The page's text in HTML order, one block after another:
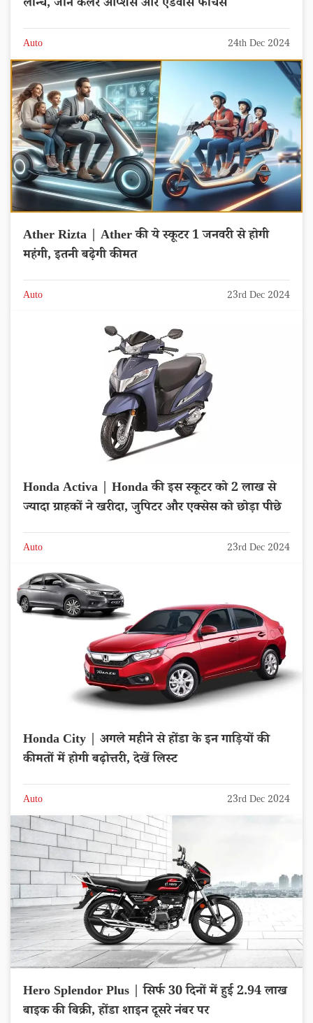
लॉन्च, जाने कलर ऑप्शंस और एडवांस फीचर्स
Auto 24th Dec 2024
Ather Rizta | Ather की ये स्कूटर 1 जनवरी से होगी
महंगी, इतनी बढ़ेगी कीमत
Auto 23rd Dec 2024
Honda Activa | Honda की इस स्कूटर को 2 लाख से
ज्यादा ग्राहकों ने खरीदा, जुपिटर और एक्सेस को छोड़ा पीछे
Auto 23rd Dec 2024
Honda City | अगले महीने से होंडा के इन गाड़ियों की
कीमतों में होगी बढ़ोत्तरी, देखें लिस्ट
Auto 23rd Dec 2024
Hero Splendor Plus | सिर्फ 30 दिनों में हुई 2.94 लाख
बाइक की बिक्री, होंडा शाइन दूसरे नंबर पर